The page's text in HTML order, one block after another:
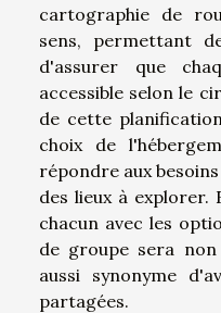
cartographie de
sens, permettant
d'assurer que
accessible selon le
de cette
choix de
répondre aux
des lieux à explorer.
chacun avec les
de groupe sera non
aussi synonyme
partagées.